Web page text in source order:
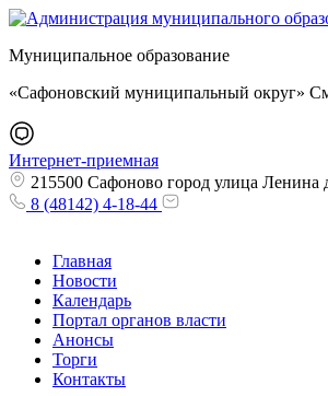
Муниципальное образование
«Сафоновский муниципальный округ»
Интернет-приемная
215500 Сафоново город улица Ленина
8 (48142) 4-18-44
Главная
Новости
Календарь
Портал органов власти
Анонсы
Торги
Контакты